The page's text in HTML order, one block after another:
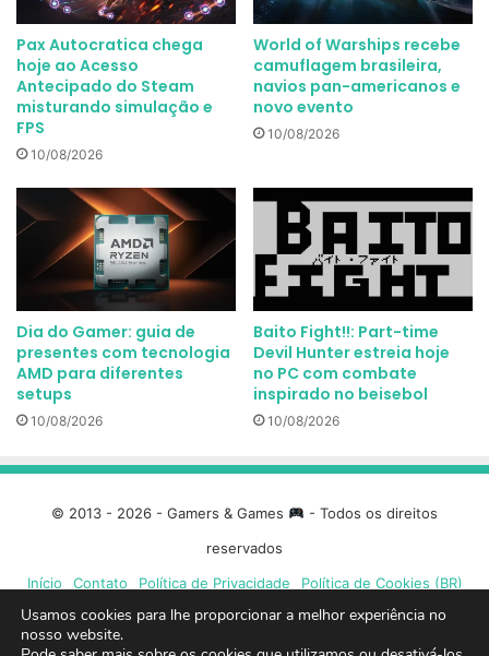
Pax Autocratica chega
hoje ao Acesso
Antecipado do Steam
misturando simulação e
FPS
10/08/2026
World of Warships recebe
camuflagem brasileira,
navios pan-americanos e
novo evento
10/08/2026
Dia do Gamer: guia de
presentes com tecnologia
AMD para diferentes
setups
10/08/2026
Baito Fight!!: Part-time
Devil Hunter estreia hoje
no PC com combate
inspirado no beisebol
10/08/2026
© 2013 - 2026 - Gamers & Games
- Todos os direitos
reservados
Início
Contato Política de Privacidade Política de Cookies (BR)
Facebook
X
Usamos cookies para lhe proporcionar a melhor experiência no
nosso website.